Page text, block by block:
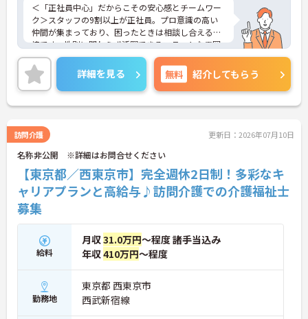
＜「正社員中心」だからこその安心感とチームワー
ク＞スタッフの9割以上が正社員。プロ意識の高い
仲間が集まっており、困ったときは相談し合える環
境です。性別に関わらず活躍できるフラットな雰囲
気があります。
＜電動自転車でラクラク移動！身体への負担を軽減
＞会社から1人1台、専用の電動自転車が支給されま
す（一部例外あり）。お客様のご自宅への移動が快
適になるだけでなく、貸与された自転車での通勤も
合えます。
＜頑張りがしっかり給与に反映される仕組み＞「社
員を大事にする」をモットーに、業界トップクラス
の給与水準を目指しています。賞与は年2回あり、資
格手当や土日出勤手当も充実。キャリアパスも明確
で、管理者へのステップアップなど、頑張りに応じ
て収入もやりがいもアップします。
詳細を見る 無料 紹介してもらう
訪問介護 更新日：2026年07月10日
名称非公開 ※詳細はお問合せください
【東京都／西東京市】完全週休2日制！多彩なキ
ャリアプランと高給与♪訪問介護での介護福祉士
募集
給料
月収31.0万円～程度 諸手当込み
年収410万円～程度
勤務地
東京都 西東京市
西武新宿線